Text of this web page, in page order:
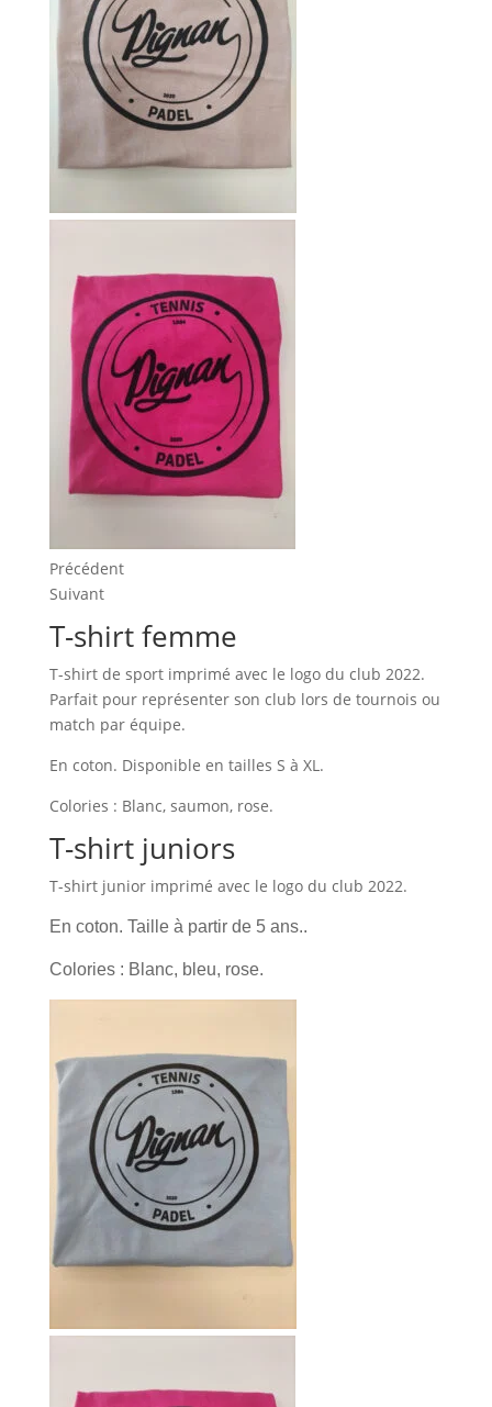
Précédent
Suivant
T-shirt femme
T-shirt de sport imprimé avec le logo du club 2022.
Parfait pour représenter son club lors de tournois ou
match par équipe.
En coton. Disponible en tailles S à XL.
Colories : Blanc, saumon, rose.
T-shirt juniors
T-shirt junior imprimé avec le logo du club 2022.
En coton. Taille à partir de 5 ans..
Colories : Blanc, bleu, rose.